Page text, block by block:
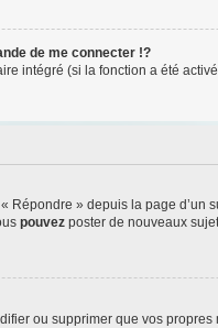
de me connecter !?
intégré (si la fonction a été
» depuis la page
pouvez poster de nouveaux
ou supprimer que vos